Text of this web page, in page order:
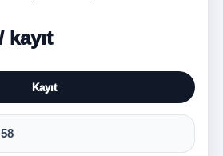
kayıt
Kayıt